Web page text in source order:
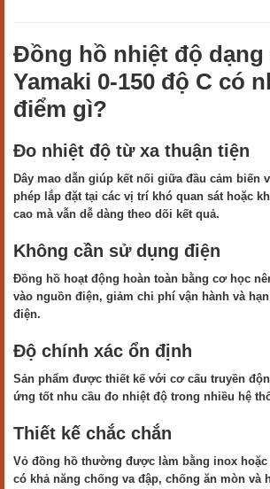
Đồng hồ nhiệt độ dạng
Yamaki 0-150 độ C có
điểm gì?
Đo nhiệt độ từ xa thuận tiện
Dây mao dẫn giúp kết nối giữa đầu cảm biến
phép lắp đặt tại các vị trí khó quan sát hoặc
cao mà vẫn dễ dàng theo dõi kết quả.
Không cần sử dụng điện
Đồng hồ hoạt động hoàn toàn bằng cơ học
vào nguồn điện, giảm chi phí vận hành và
điện.
Độ chính xác ổn định
Sản phẩm được thiết kế với cơ cấu truyền
ứng tốt nhu cầu đo nhiệt độ trong nhiều hệ
Thiết kế chắc chắn
Vỏ đồng hồ thường được làm bằng inox
có khả năng chống va đập, chống ăn mòn và